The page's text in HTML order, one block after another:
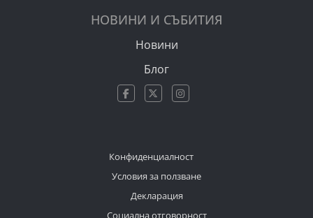
НОВИНИ И СЪБИТИЯ
Новини
Блог
Конфиденциалност
Условия за ползване
Декларация
Социална отговорност